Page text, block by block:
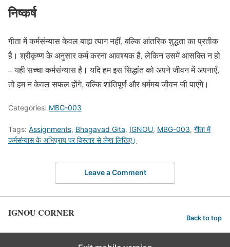
निष्कर्ष
गीता में कर्मसंन्यास केवल बाह्य त्याग नहीं, बल्कि आंतरिक शुद्धता का प्रतीक
है। श्रीकृष्ण के अनुसार कर्म करना आवश्यक है, लेकिन उसमें आसक्ति न हो
– यही सच्चा कर्मसंन्यास है। यदि हम इस सिद्धांत को अपने जीवन में अपनाएँ,
तो हम न केवल सफल होंगे, बल्कि शांतिपूर्ण और धर्ममय जीवन जी पाएंगे।
Categories: MBG-003
Tags: Assignments, Bhagavad Gita, IGNOU, MBG-003, गीता में
कर्मसंन्यास के अभिप्राय पर विस्तार से लेख लिखिए।
Leave a Comment
IGNOU CORNER Back to top